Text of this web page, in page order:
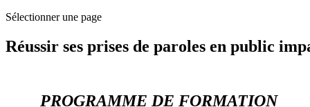
Sélectionner une page
Réussir ses prises de paroles en public
PROGRAMME DE FORMATION